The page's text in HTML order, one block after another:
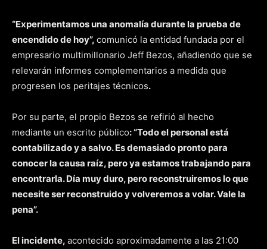
“Experimentamos una anomalía durante la prueba de
encendido de hoy”, comunicó la entidad fundada por el
empresario multimillonario Jeff Bezos, añadiendo que se
relevarán informes complementarios a medida que
progresen los peritajes técnicos.
Por su parte, el propio Bezos se refirió al hecho
mediante un escrito público: “Todo el personal está
contabilizado y a salvo. Es demasiado pronto para
conocer la causa raíz, pero ya estamos trabajando para
encontrarla. Día muy duro, pero reconstruiremos lo que
necesite ser reconstruido y volveremos a volar. Vale la
pena”.
El incidente, acontecido aproximadamente a las 21:00